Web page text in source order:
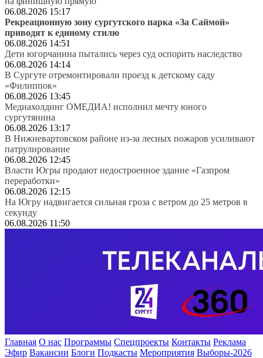
06.08.2026 15:17
Рекреационную зону сургутского парка «За Саймой»
приводят к единому стилю
06.08.2026 14:51
Дети югорчанина пытались через суд оспорить наследство
06.08.2026 14:14
В Сургуте отремонтировали проезд к детскому саду
«Филиппок»
06.08.2026 13:45
Медиахолдинг ОМЕДИА! исполнил мечту юного
сургутянина
06.08.2026 13:17
В Нижневартовском районе из-за лесных пожаров усиливают
патрулирование
06.08.2026 12:45
Власти Югры продают недостроенное здание «Газпром
переработки»
06.08.2026 12:15
На Югру надвигается сильная гроза с ветром до 25 метров в
секунду
06.08.2026 11:50
Главная О нас Программы Спецпроекты Контакты Реклама
Эфир Вакансии Блоги Подкасты Мероприятия Выборы-2026